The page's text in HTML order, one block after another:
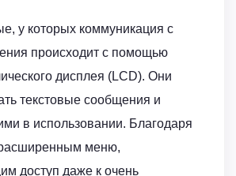
у которых коммуникация с
происходит с помощью
дисплея (LCD). Они
текстовые сообщения и
в использовании. Благодаря
меню,
доступ даже к очень